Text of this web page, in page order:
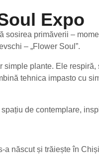
Expo
sosirea primăverii –
– „Flower Soul”.
simple plante. Ele
tehnica impasto cu
spațiu de contemplare,
a născut și trăiește în